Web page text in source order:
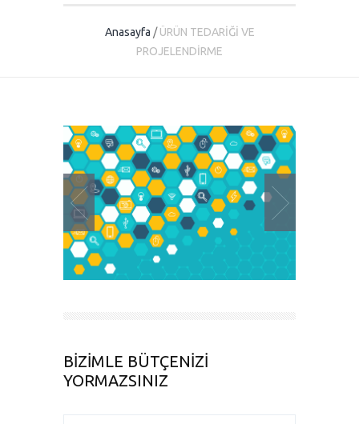
Anasayfa /ÜRÜN TEDARİĞİ VE
PROJELENDİRME
BİZİMLE BÜTÇENİZİ
YORMAZSINIZ